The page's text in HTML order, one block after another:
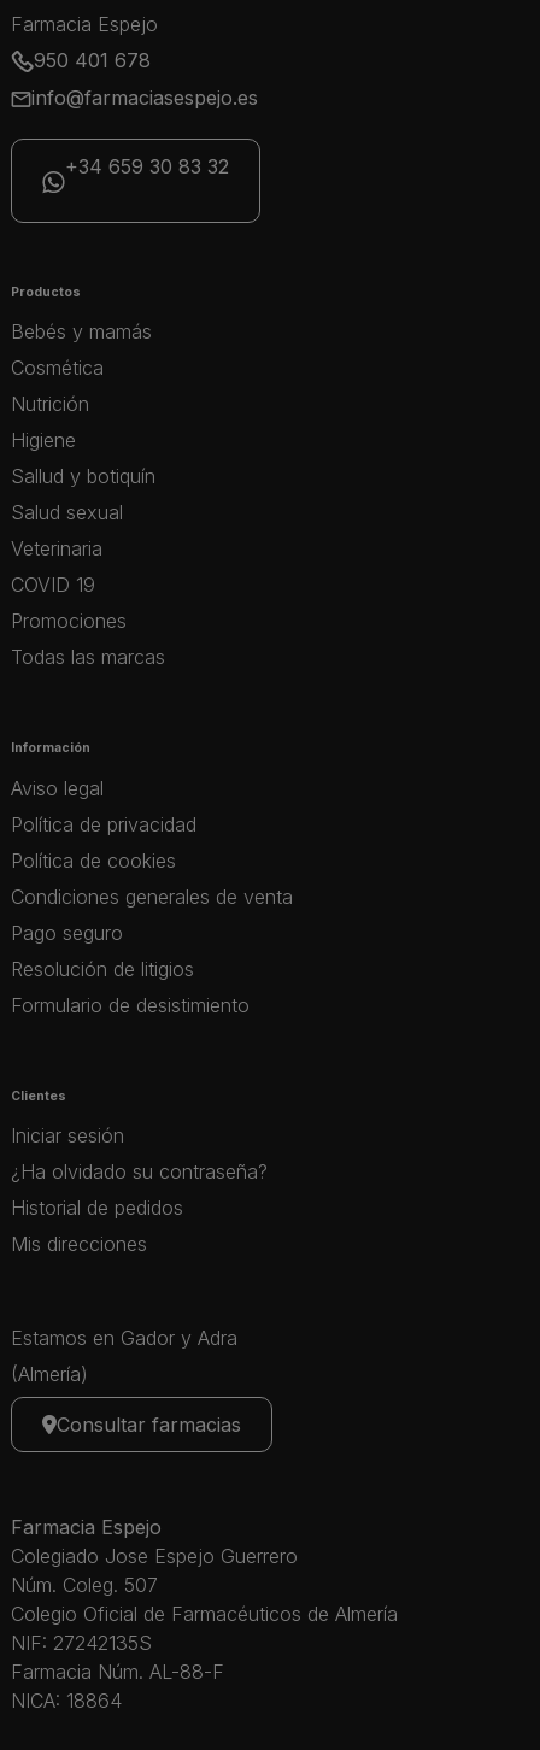
Farmacia Espejo
950 401 678
info@farmaciasespejo.es
+34 659 30 83 32
Productos
Bebés y mamás
Cosmética
Nutrición
Higiene
Sallud y botiquín
Salud sexual
Veterinaria
COVID 19
Promociones
Todas las marcas
Información
Aviso legal
Política de privacidad
Política de cookies
Condiciones generales de venta
Pago seguro
Resolución de litigios
Formulario de desistimiento
Clientes
Iniciar sesión
¿Ha olvidado su contraseña?
Historial de pedidos
Mis direcciones
Estamos en Gador y Adra
(Almería)
Consultar farmacias
Farmacia Espejo
Colegiado Jose Espejo Guerrero
Núm. Coleg. 507
Colegio Oficial de Farmacéuticos de Almería
NIF: 27242135S
Farmacia Núm. AL-88-F
NICA: 18864